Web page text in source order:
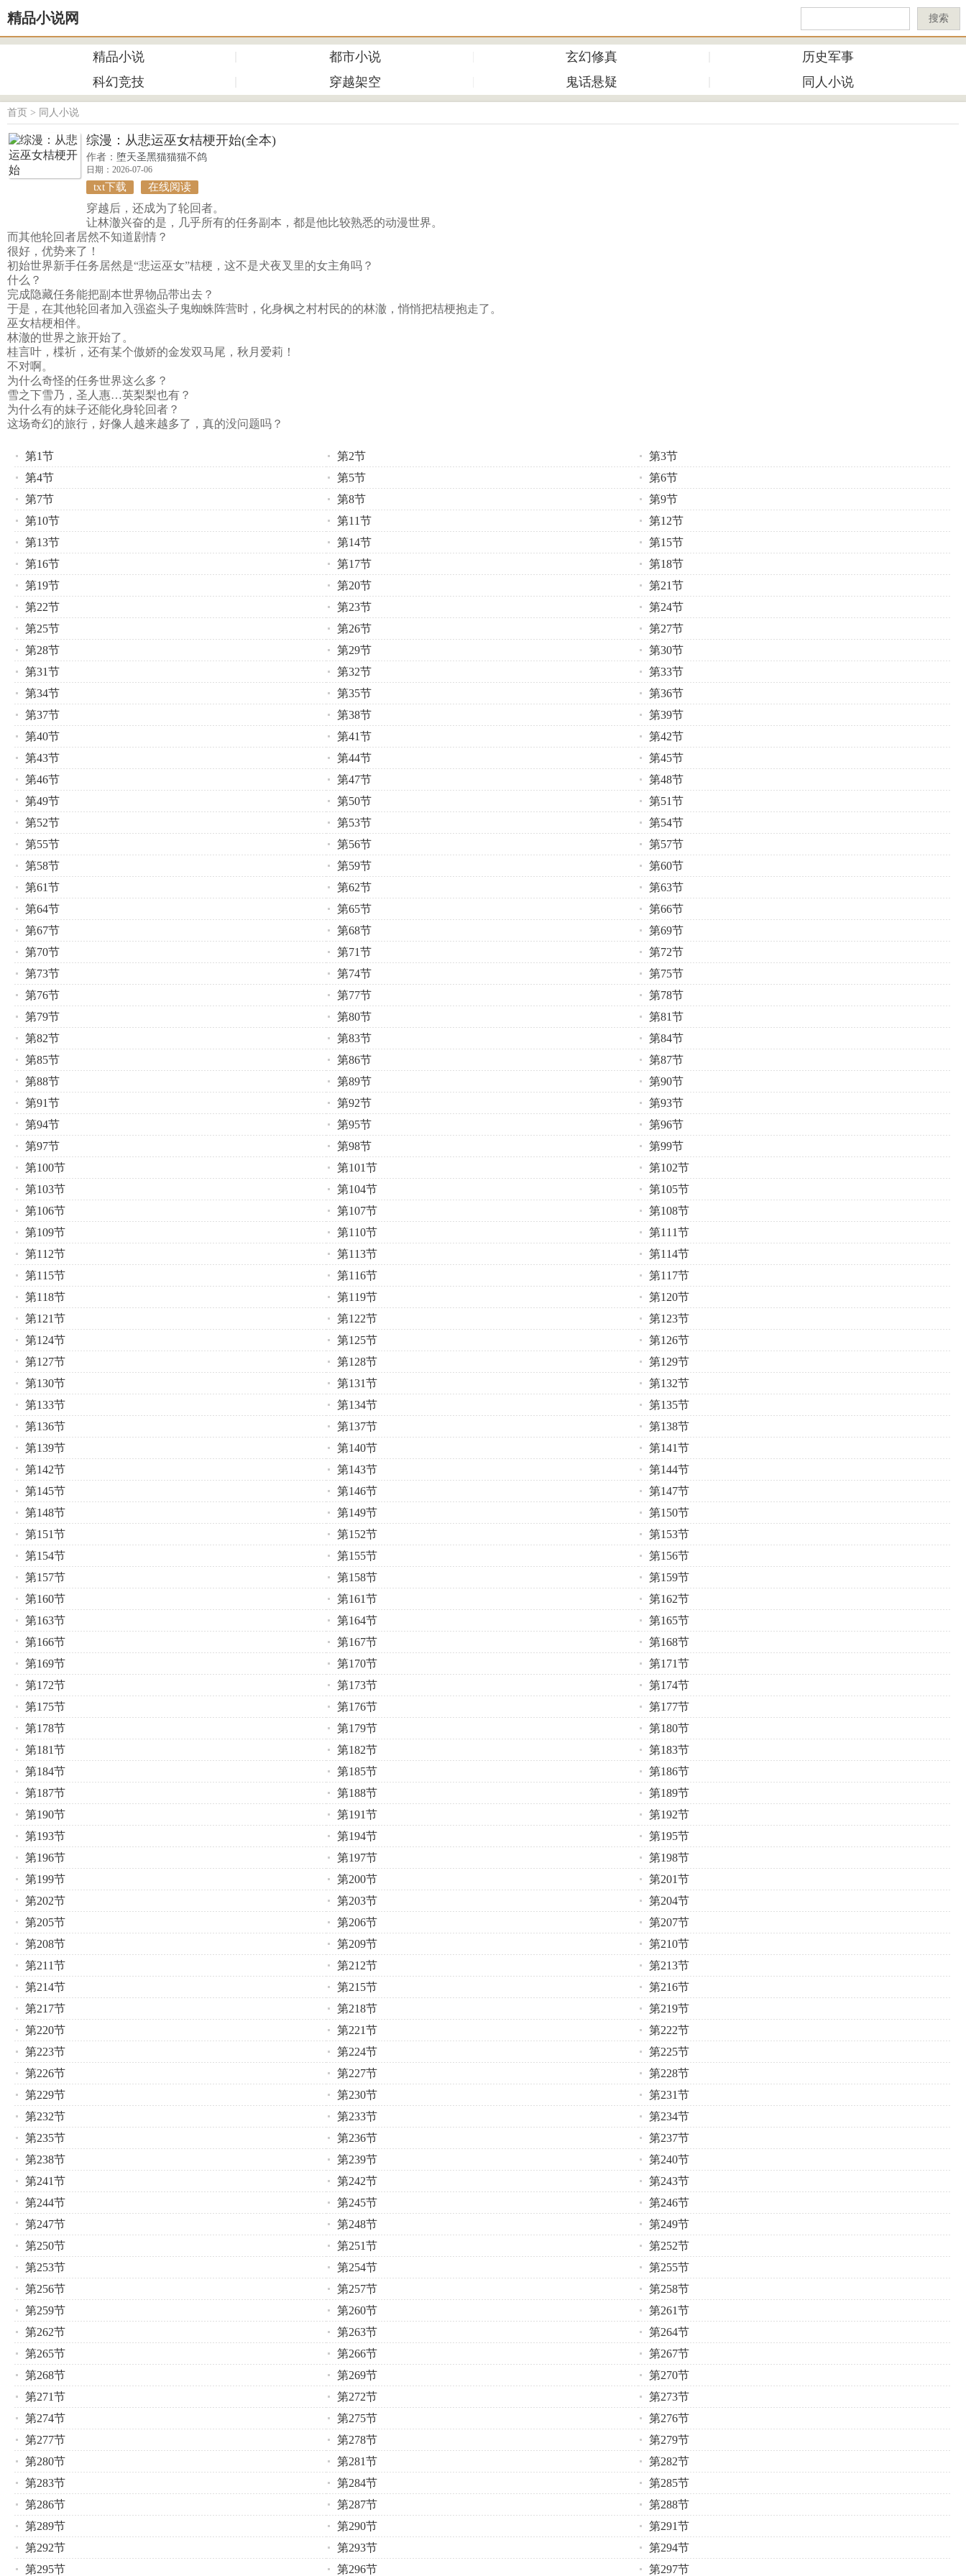
精品小说网 搜索
精品小说 都市小说 玄幻修真
历史军事
科幻竞技
穿越架空 鬼话悬疑 同人小说
首页 > 同人小说
综漫：从悲运巫女桔梗开始(全本)
作者： 堕天圣黑猫猫猫不鸽
日期：2026-07-06
txt下载 在线阅读
穿越后，还成为了轮回者。
让林澈兴奋的是，几乎所有的任务副本，都是他比较熟悉的动漫世界。
而其他轮回者居然不知道剧情？
很好，优势来了！
初始世界新手任务居然是“悲运巫女”桔梗，这不是犬夜叉里的女主角吗？
什么？
完成隐藏任务能把副本世界物品带出去？
于是，在其他轮回者加入强盗头子鬼蜘蛛阵营时，化身枫之村村民的的林澈，悄悄把桔梗抱走了。
巫女桔梗相伴。
林澈的世界之旅开始了。
桂言叶，楪祈，还有某个傲娇的金发双马尾，秋月爱莉！
不对啊。
为什么奇怪的任务世界这么多？
雪之下雪乃，圣人惠…英梨梨也有？
为什么有的妹子还能化身轮回者？
这场奇幻的旅行，好像人越来越多了，真的没问题吗？
第1节 第2节
第3节
第4节
第5节
第6节
第7节
第8节
第9节
第10节
第11节
第12节
第13节
第14节
第15节
第16节
第17节
第18节
第19节
第20节
第21节
第22节
第23节
第24节
第25节
第26节
第27节
第28节
第29节
第30节
第31节
第32节
第33节
第34节
第35节
第36节
第37节
第38节
第39节
第40节
第41节
第42节
第43节
第44节
第45节
第46节
第47节
第48节
第49节
第50节
第51节
第52节
第53节
第54节
第55节
第56节
第57节
第58节
第59节
第60节
第61节
第62节
第63节
第64节
第65节
第66节
第67节
第68节
第69节
第70节
第71节
第72节
第73节
第74节
第75节
第76节
第77节
第78节
第79节
第80节
第81节
第82节
第83节
第84节
第85节
第86节
第87节
第88节
第89节
第90节
第91节
第92节
第93节
第94节
第95节
第96节
第97节
第98节
第99节
第100节
第101节
第102节
第103节
第104节
第105节
第106节
第107节
第108节
第109节
第110节
第111节
第112节
第113节
第114节
第115节
第116节
第117节
第118节
第119节
第120节
第121节
第122节
第123节
第124节
第125节
第126节
第127节
第128节
第129节
第130节
第131节
第132节
第133节
第134节
第135节
第136节
第137节
第138节
第139节
第140节
第141节
第142节
第143节
第144节
第145节
第146节
第147节
第148节
第149节
第150节
第151节
第152节
第153节
第154节
第155节
第156节
第157节
第158节
第159节
第160节
第161节
第162节
第163节
第164节
第165节
第166节
第167节
第168节
第169节
第170节
第171节
第172节
第173节
第174节
第175节
第176节
第177节
第178节
第179节
第180节
第181节
第182节
第183节
第184节
第185节
第186节
第187节
第188节
第189节
第190节
第191节
第192节
第193节
第194节
第195节
第196节
第197节
第198节
第199节
第200节
第201节
第202节
第203节
第204节
第205节
第206节
第207节
第208节
第209节
第210节
第211节
第212节
第213节
第214节
第215节
第216节
第217节
第218节
第219节
第220节
第221节
第222节
第223节
第224节
第225节
第226节
第227节
第228节
第229节
第230节
第231节
第232节
第233节
第234节
第235节
第236节
第237节
第238节
第239节
第240节
第241节
第242节
第243节
第244节
第245节
第246节
第247节
第248节
第249节
第250节
第251节
第252节
第253节
第254节
第255节
第256节
第257节
第258节
第259节
第260节
第261节
第262节
第263节
第264节
第265节
第266节
第267节
第268节
第269节
第270节
第271节
第272节
第273节
第274节
第275节
第276节
第277节
第278节
第279节
第280节
第281节
第282节
第283节
第284节
第285节
第286节
第287节
第288节
第289节
第290节
第291节
第292节
第293节
第294节
第295节
第296节 第297节